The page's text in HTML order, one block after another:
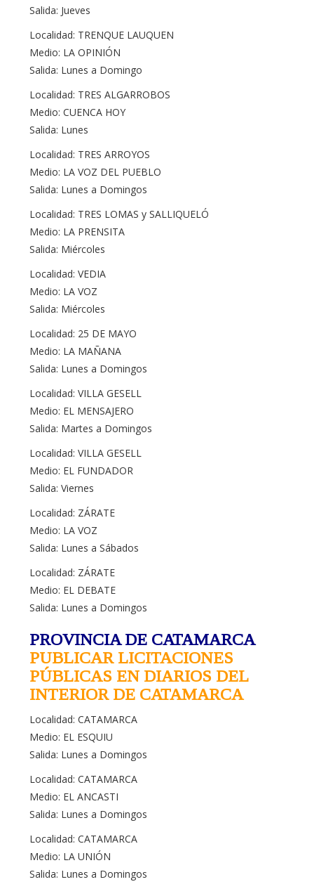
Salida: Jueves
Localidad: TRENQUE LAUQUEN
Medio: LA OPINIÓN
Salida: Lunes a Domingo
Localidad: TRES ALGARROBOS
Medio: CUENCA HOY
Salida: Lunes
Localidad: TRES ARROYOS
Medio: LA VOZ DEL PUEBLO
Salida: Lunes a Domingos
Localidad: TRES LOMAS y SALLIQUELÓ
Medio: LA PRENSITA
Salida: Miércoles
Localidad: VEDIA
Medio: LA VOZ
Salida: Miércoles
Localidad: 25 DE MAYO
Medio: LA MAÑANA
Salida: Lunes a Domingos
Localidad: VILLA GESELL
Medio: EL MENSAJERO
Salida: Martes a Domingos
Localidad: VILLA GESELL
Medio: EL FUNDADOR
Salida: Viernes
Localidad: ZÁRATE
Medio: LA VOZ
Salida: Lunes a Sábados
Localidad: ZÁRATE
Medio: EL DEBATE
Salida: Lunes a Domingos
PROVINCIA DE CATAMARCA
PUBLICAR LICITACIONES
PÚBLICAS EN DIARIOS DEL
INTERIOR DE CATAMARCA
Localidad: CATAMARCA
Medio: EL ESQUIU
Salida: Lunes a Domingos
Localidad: CATAMARCA
Medio: EL ANCASTI
Salida: Lunes a Domingos
Localidad: CATAMARCA
Medio: LA UNIÓN
Salida: Lunes a Domingos